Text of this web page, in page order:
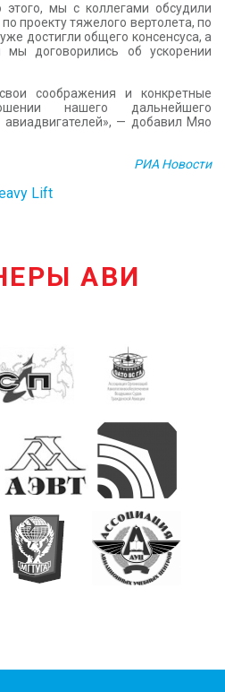
мы с коллегами обсудили
проекту тяжелого вертолета, по
достигли общего консенсуса, а
договорились об ускорении
соображения и конкретные
нашего дальнейшего
авиадвигателей», — добавил Мяо
РИА Новости
Lift
АВИ